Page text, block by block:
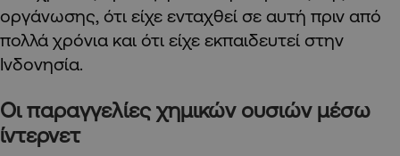
οργάνωσης, ότι είχε ενταχθεί σε αυτή πριν από
πολλά χρόνια και ότι είχε εκπαιδευτεί στην
Ινδονησία.
Οι παραγγελίες χημικών ουσιών μέσω
ίντερνετ